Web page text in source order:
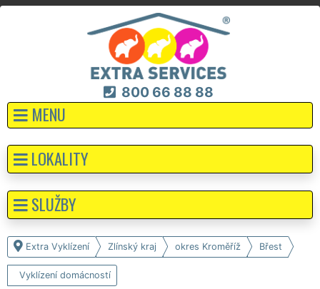
800 66 88 88
MENU
Extra Vyklízení Zlínský kraj okres Kroměříž Břest
Vyklízení domácností
LOKALITY
SLUŽBY